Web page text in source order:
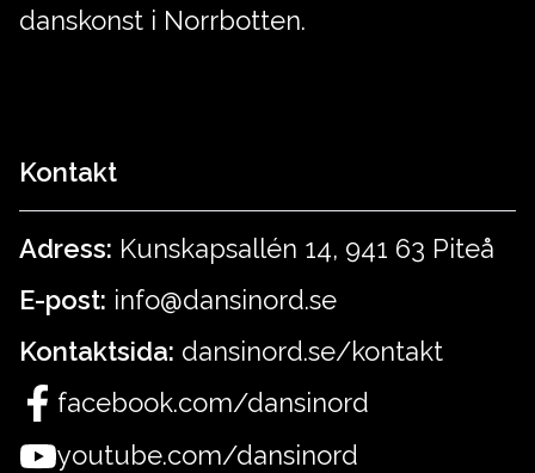
danskonst i Norrbotten.
Kontakt
Adress: Kunskapsallén 14, 941 63 Piteå
E-post: info@dansinord.se
Kontaktsida: dansinord.se/kontakt
facebook.com/dansinord
youtube.com/dansinord